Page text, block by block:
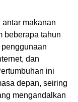
makanan
beberapa tahun
dan
ini
depan, seiring
mengandalkan